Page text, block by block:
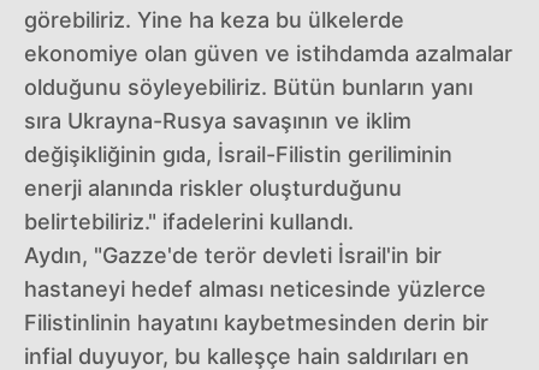
görebiliriz. Yine ha keza bu ülkelerde
ekonomiye olan güven ve istihdamda azalmalar
olduğunu söyleyebiliriz. Bütün bunların yanı
sıra Ukrayna-Rusya savaşının ve iklim
değişikliğinin gıda, İsrail-Filistin geriliminin
enerji alanında riskler oluşturduğunu
belirtebiliriz." ifadelerini kullandı.
Aydın, "Gazze'de terör devleti İsrail'in bir
hastaneyi hedef alması neticesinde yüzlerce
Filistinlinin hayatını kaybetmesinden derin bir
infial duyuyor, bu kalleşçe hain saldırıları en